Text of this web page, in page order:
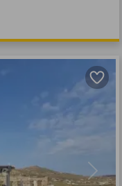
Next